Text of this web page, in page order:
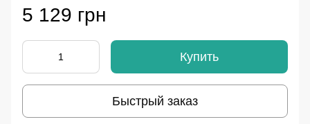
5 129 грн
Купить
Быстрый заказ